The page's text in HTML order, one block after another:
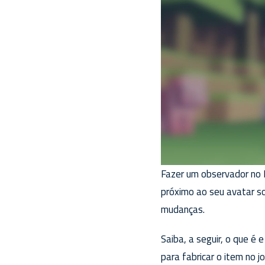
Fazer um observador
próximo ao seu avatar
mudanças.
Saiba, a seguir, o que é
para fabricar o item no